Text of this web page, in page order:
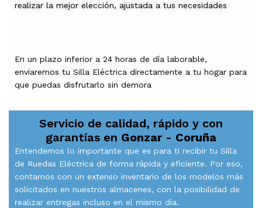
realizar la mejor elección, ajustada a tus necesidades
En un plazo inferior a 24 horas de día laborable,
enviaremos tu Silla Eléctrica directamente a tu hogar para
que puedas disfrutarlo sin demora
Servicio de calidad, rápido y con
garantías en Gonzar - Coruña
Entendemos lo importante que es para ti recibir tu Silla
de Ruedas Eléctrica de forma rápida y eficiente. Por eso,
contamos con un extenso inventario de los modelos más
solicitados en nuestros almacenes, con la posibilidad de
realizar entregas incluso en el mismo día.